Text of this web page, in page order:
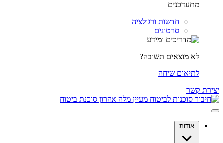
מתעדכנים
חדשות ורגולציה
סרטונים
לא מוצאים תשובה?
לתיאום שיחה
יצירת קשר
אודות